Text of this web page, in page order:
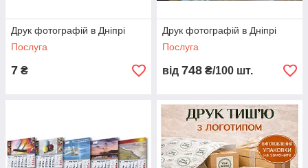
Друк фотографій в Дніпрі
Послуга
7 ₴
Друк фотографій в Дніпрі
Послуга
від 748 ₴/100 шт.